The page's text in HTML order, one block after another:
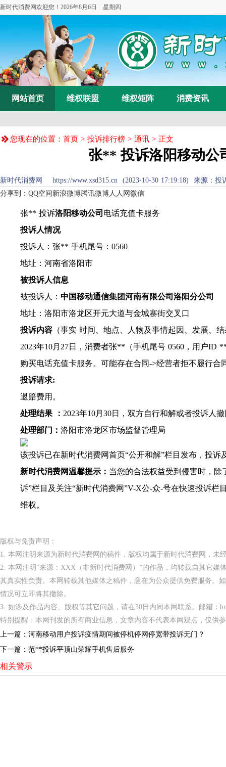
新时代消费网欢迎您！ 2026年8月6日 星期四
网站首页 维权联盟 维权矩阵 消费资讯
您现在的位置： 首页 > 投诉排行榜 > 通讯 > 正文
张** 投诉洛阳移动公
新时代消费网 https://www.xsd315.cn (2023-10-30 17:19:18) 来
分享到： QQ空间 新浪微博腾讯微博人人网 微信
张** 投诉洛阳移动公司 电话充值卡服务
投诉人情况
投诉人：张** 手机尾号：0560
地址：河南省洛阳市
被投诉人信息
被投诉人： 中国移动通信集团河南有限公司洛阳分公司
地址：洛阳市洛龙区开元大道与金城寨街交叉口
投诉内容 （事实 时间、地点、人物及事情起因、发展、
2023年10月27日，消费者张**（手机尾号 0560，用户ID
购买电话充值卡服务。可能存在合同->经营者拒不履行合
投诉请求:
退赔费用。
处理结果 ： 2023年10月30日，双方自行和解或者投诉人
处理部门： 洛阳市洛龙区市场监督管理局
该投诉已在新时代消费网首页“公开和解”栏目发布，投
新时代消费网温馨提示： 当您的合法权益受到侵害时，除
诉”栏目及关注“新时代消费网”V-X公-众-号在快速投诉
维权。
版权与免责声明：
1. 本网注明来源为新时代消费网的稿件，版权均属于新时代消费网，未
2. 本网注明“来源：XXX（非新时代消费网）”的作品，均转载自其它
其真实性负责。本网转载其他媒体之稿件，意在为公众提供免费服务。
情况可立即将其撤除。
3. 如涉及作品内容、版权等其它问题，请在30日内同本网联系。邮箱：
特别提醒：本网刊发的所有商业信息，文章内容不代表本网观点，仅供
上一篇： 河南移动用户投诉疫情期间被停机停网停宽带投诉无门？
下一篇： 范**投诉平顶山荣耀手机售后服务
相关警示